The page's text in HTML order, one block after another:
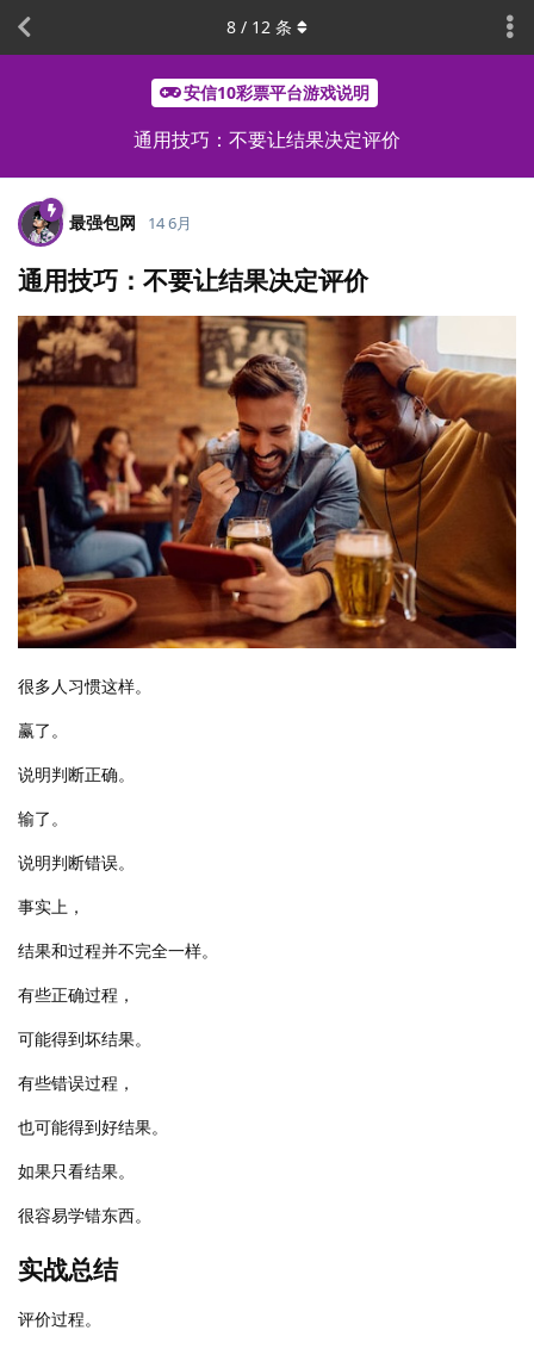
安信10彩票平台游戏说明
通用技巧：不要让结果决定评价
8 / 12 条
最强包网 14 6月
通用技巧：不要让结果决定评价
很多人习惯这样。
赢了。
说明判断正确。
输了。
说明判断错误。
事实上，
结果和过程并不完全一样。
有些正确过程，
可能得到坏结果。
有些错误过程，
也可能得到好结果。
如果只看结果。
很容易学错东西。
实战总结
评价过程。